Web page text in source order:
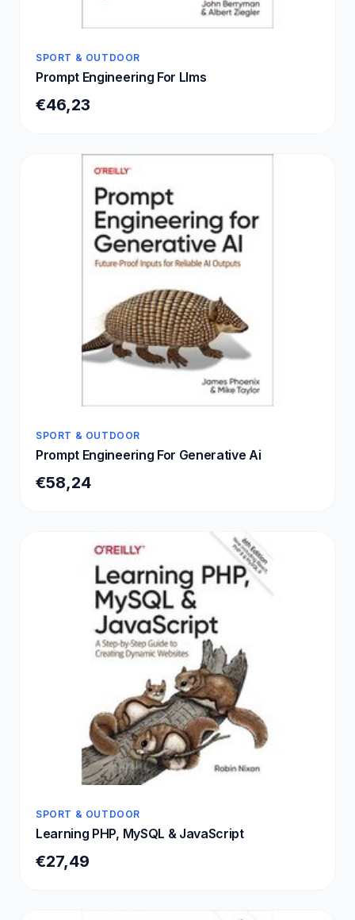
SPORT & OUTDOOR
Prompt Engineering For Llms
€46,23
SPORT & OUTDOOR
Prompt Engineering For Generative Ai
€58,24
SPORT & OUTDOOR
Learning PHP, MySQL & JavaScript
€27,49